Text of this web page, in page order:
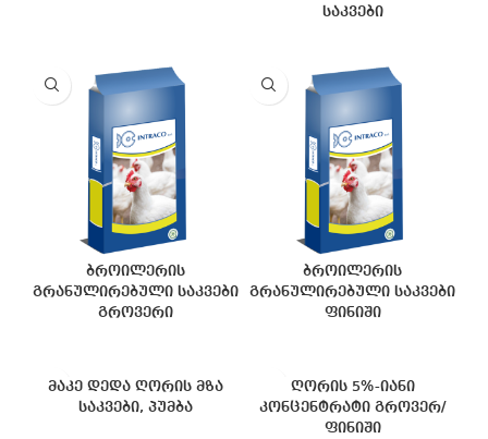
საკვები
ბროილერის
გრანულირებული საკვები
გროვერი
ბროილერის
გრანულირებული საკვები
ფინიში
მაკე დედა ღორის მზა
საკვები, პუმბა
ღორის 5%-იანი
კონცენტრატი გროვერ/
ფინიში